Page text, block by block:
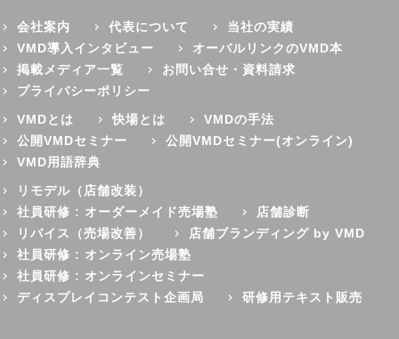
会社案内 代表について
当社の実績
VMD導入インタビュー
オーバルリンクのVMD本
掲載メディア一覧
お問い合せ・資料請求
プライバシーポリシー
VMDとは
快場とは
VMDの手法
公開VMDセミナー
公開VMDセミナー(オンライン)
VMD用語辞典
リモデル（店舗改装）
社員研修 : オーダーメイド売場塾
店舗診断
リバイス（売場改善）
店舗ブランディング by VMD
社員研修 : オンライン売場塾
社員研修 : オンラインセミナー
ディスプレイコンテスト企画局
研修用テキスト販売